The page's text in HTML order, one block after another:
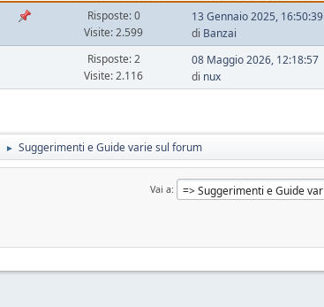
Risposte: 0
Visite: 2.599
13 Gennaio 2025, 16:50:39
di Banzai
Risposte: 2
Visite: 2.116
08 Maggio 2026, 12:18:57
di nux
► Suggerimenti e Guide varie sul forum
Vai a